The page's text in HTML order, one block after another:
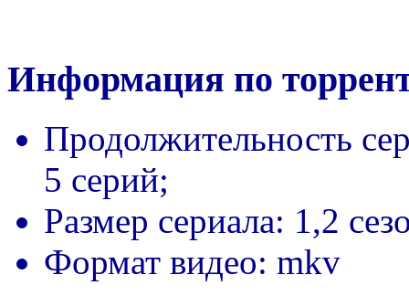
Информация по
Продолжительность
5 серий;
Размер сериала: 1,2
Формат видео: mkv